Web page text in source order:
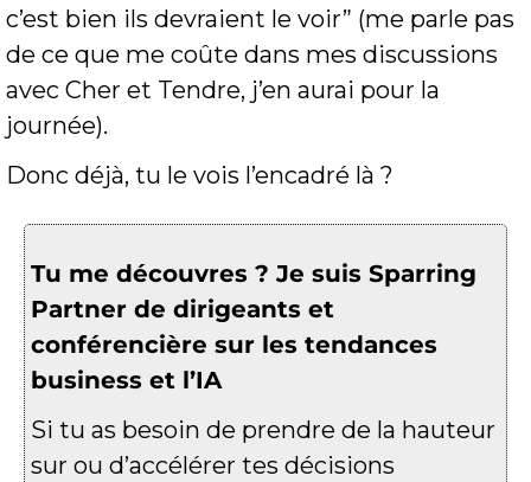
c’est bien ils devraient le voir” (me parle pas
de ce que me coûte dans mes discussions
avec Cher et Tendre, j’en aurai pour la
journée).
Donc déjà, tu le vois l’encadré là ?
Tu me découvres ? Je suis Sparring
Partner de dirigeants et
conférencière sur les tendances
business et l’IA
Si tu as besoin de prendre de la hauteur
sur ou d’accélérer tes décisions